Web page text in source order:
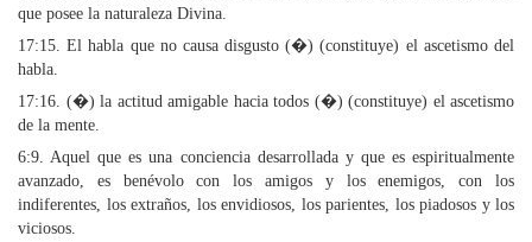
que posee la naturaleza Divina.
17:15. El habla que no causa disgusto (�) (constituye) el ascetismo del
habla.
17:16. (�) la actitud amigable hacia todos (�) (constituye) el ascetismo
de la mente.
6:9. Aquel que es una conciencia desarrollada y que es espiritualmente
avanzado, es benévolo con los amigos y los enemigos, con los
indiferentes, los extraños, los envidiosos, los parientes, los piadosos y los
viciosos.